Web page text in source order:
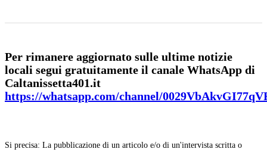
Per rimanere aggiornato sulle ultime notizie
locali segui gratuitamente il canale WhatsApp di
Caltanissetta401.it
https://whatsapp.com/channel/
Si precisa: La pubblicazione di un articolo e/o di un'intervista scritta o